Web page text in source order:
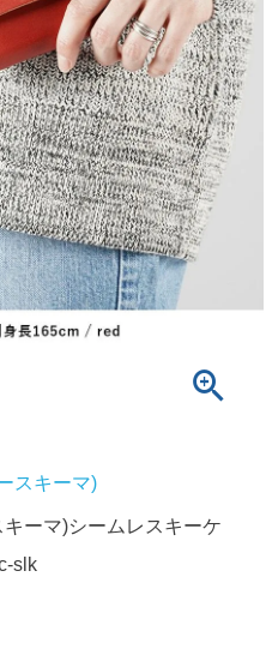
スキーマ)
ーマ)シームレスキーケ
slk